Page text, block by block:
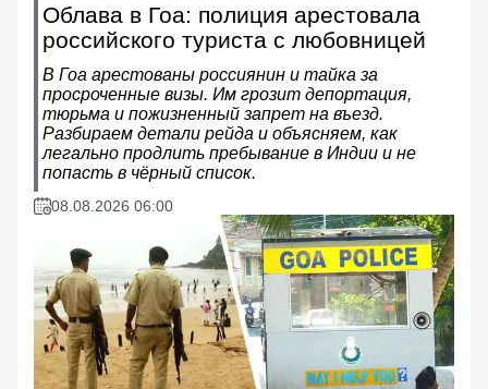
Облава в Гоа: полиция арестовала
российского туриста с любовницей
В Гоа арестованы россиянин и тайка за
просроченные визы. Им грозит депортация,
тюрьма и пожизненный запрет на въезд.
Разбираем детали рейда и объясняем, как
легально продлить пребывание в Индии и не
попасть в чёрный список.
08.08.2026 06:00